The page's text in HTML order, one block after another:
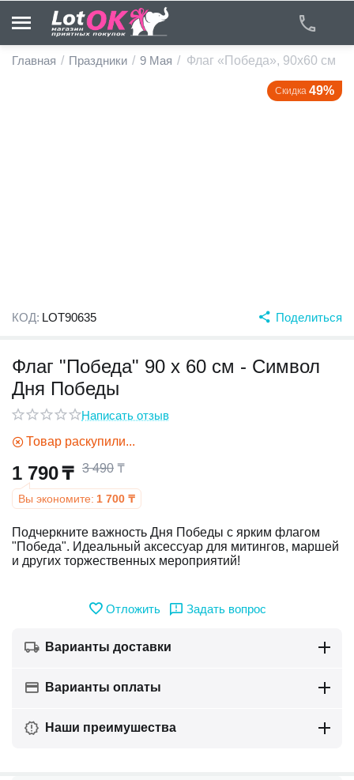
Главная / Праздники / 9 Мая / Флаг «Победа», 90х60 см
Скидка 49%
КОД: LOT90635 Поделиться
Флаг "Победа" 90 х 60 см - Символ
Дня Победы
Написать отзыв
Товар раскупили...
1 790₸ 3 490 ₸
Вы экономите: 1 700 ₸
Подчеркните важность Дня Победы с ярким флагом
"Победа". Идеальный аксессуар для митингов, маршей
и других торжественных мероприятий!
Отложить Задать вопрос
Варианты доставки
Варианты оплаты
Наши преимушества